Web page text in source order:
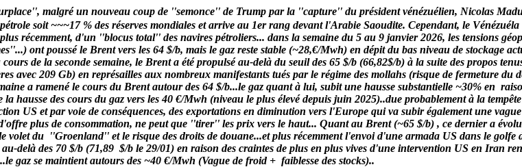
malgré un nouveau coup de ''semonce'' de Trump par la ''capture'' du président vénézuélien, Nicolas
soit ~~~17 % des réserves mondiales et arrive au 1er rang devant l'Arabie Saoudite. Cependant, le
récemment, d'un ''blocus total'' des navires pétroliers... dans la semaine du 5 au 9 janvier 2026, les tensions
ont poussé le Brent vers les 64 $/b, mais le gaz reste stable (~28,€/Mwh) en dépit du bas niveau de stockage
cours de la seconde semaine, le Brent a été propulsé au-delà du seuil des 65 $/b (66,82$/b) à la suite des propos
avec 209 Gb) en représailles aux nombreux manifestants tués par le régime des mollahs (risque de fermeture du
a ramené le cours du Brent autour des 64 $/b...le gaz quant à lui, subit une hausse substantielle ~30% en
hausse des cours du gaz vers les 40 €/Mwh (niveau le plus élevé depuis juin 2025)..due probablement à la
US et par voie de conséquences, des exportations en diminution vers l'Europe qui va subir également une
plus de consommation, ne peut que ''tirer'' les prix vers le haut... Quant au Brent (~65 $/b) , ce dernier a
du ''Groenland'' et le risque des droits de douane...et plus récemment l'envoi d'une armada US dans le golfe
delà des 70 $/b (71,89 $/b le 29/01) en raison des craintes de plus en plus vives d'une intervention US en Iran
gaz se maintient autours des ~40 €/Mwh (Vague de froid + faiblesse des stocks)..